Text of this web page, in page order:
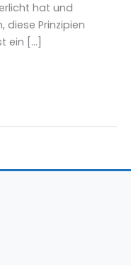
hat und
Prinzipien
ein […]